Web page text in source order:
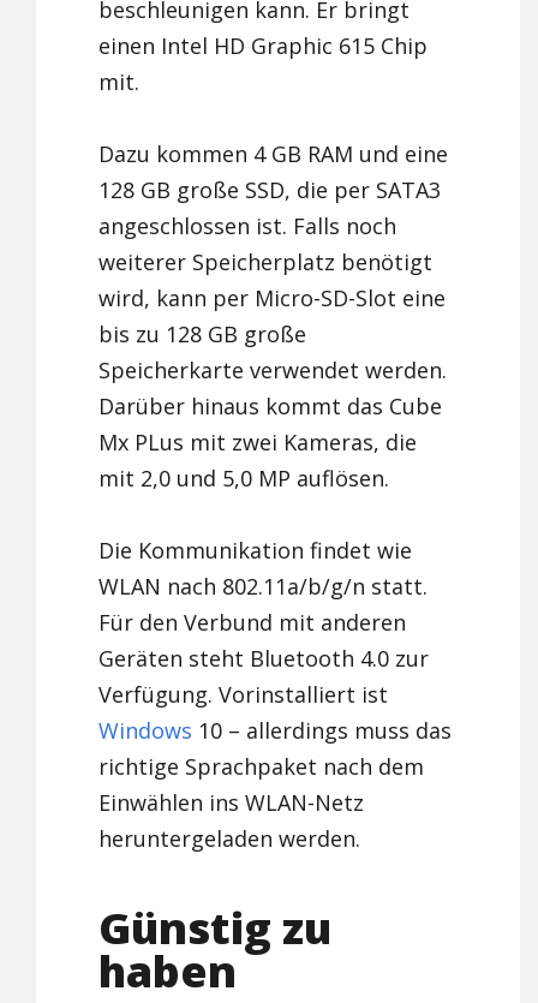
beschleunigen kann. Er bringt
einen Intel HD Graphic 615 Chip
mit.
Dazu kommen 4 GB RAM und eine
128 GB große SSD, die per SATA3
angeschlossen ist. Falls noch
weiterer Speicherplatz benötigt
wird, kann per Micro-SD-Slot eine
bis zu 128 GB große
Speicherkarte verwendet werden.
Darüber hinaus kommt das Cube
Mx PLus mit zwei Kameras, die
mit 2,0 und 5,0 MP auflösen.
Die Kommunikation findet wie
WLAN nach 802.11a/b/g/n statt.
Für den Verbund mit anderen
Geräten steht Bluetooth 4.0 zur
Verfügung. Vorinstalliert ist
Windows 10 – allerdings muss das
richtige Sprachpaket nach dem
Einwählen ins WLAN-Netz
heruntergeladen werden.
Günstig zu
haben